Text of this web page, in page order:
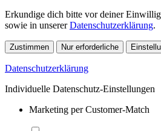
Erkundige dich bitte vor deiner
sowie in unsererDatenschutzerklärung.
Zustimmen Nur erforderliche
Datenschutzerklärung
Individuelle Datenschutz-Einstellungen
Marketing per Customer-Match